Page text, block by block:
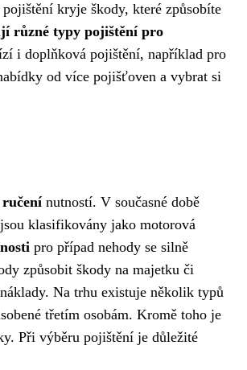
pojištění kryje škody, které způsobíte
různé typy pojištění pro
i doplňková pojištění, například pro
od více pojišťoven a vybrat si
nutností. V současné době
klasifikovány jako motorová
pro případ nehody se silně
způsobit škody na majetku či
Na trhu existuje několik typů
třetím osobám. Kromě toho je
Při výběru pojištění je důležité